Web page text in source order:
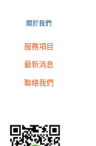
關於我們
服務項目
最新消息
聯絡我們